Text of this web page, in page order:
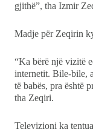
gjithë”, tha Izmir
Madje për Zeqirin
“Ka bërë një vizitë
internetit. Bile-bile,
të babës, pra është
tha Zeqiri.
Televizioni ka